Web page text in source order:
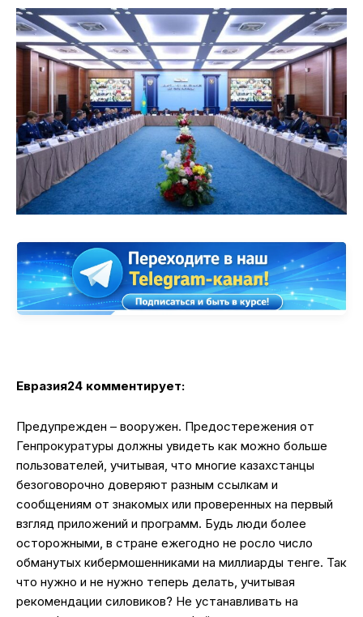
Евразия24 комментирует:
Предупрежден – вооружен. Предостережения от
Генпрокуратуры должны увидеть как можно больше
пользователей, учитывая, что многие казахстанцы
безоговорочно доверяют разным ссылкам и
сообщениям от знакомых или проверенных на первый
взгляд приложений и программ. Будь люди более
осторожными, в стране ежегодно не росло число
обманутых кибермошенниками на миллиарды тенге. Так
что нужно и не нужно теперь делать, учитывая
рекомендации силовиков? Не устанавливать на